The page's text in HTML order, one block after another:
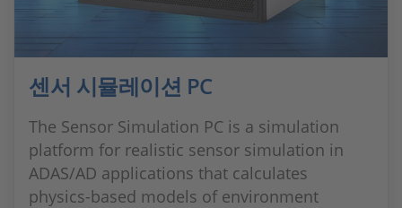
센서 시뮬레이션 PC
The Sensor Simulation PC is a simulation
platform for realistic sensor simulation in
ADAS/AD applications that calculates
physics-based models of environment